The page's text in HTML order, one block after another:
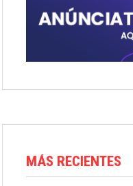
MÁS RECIENTES